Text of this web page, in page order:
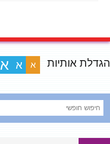
הגדלת אותיות א א א